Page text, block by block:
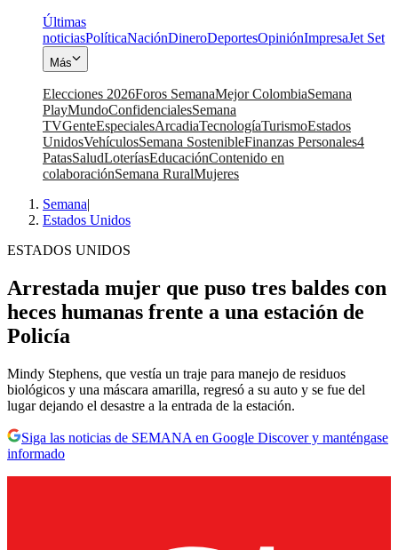
Últimas
noticiasPolíticaNaciónDineroDeportesOpiniónImpresaJet Set
Más
Elecciones 2026Foros SemanaMejor ColombiaSemana
PlayMundoConfidencialesSemana
TVGenteEspecialesArcadiaTecnologíaTurismoEstados
UnidosVehículosSemana SostenibleFinanzas Personales4
PatasSaludLoteríasEducaciónContenido en
colaboraciónSemana RuralMujeres
Semana|
Estados Unidos
ESTADOS UNIDOS
Arrestada mujer que puso tres baldes con
heces humanas frente a una estación de
Policía
Mindy Stephens, que vestía un traje para manejo de residuos
biológicos y una máscara amarilla, regresó a su auto y se fue del
lugar dejando el desastre a la entrada de la estación.
Siga las noticias de SEMANA en Google Discover y manténgase
informado